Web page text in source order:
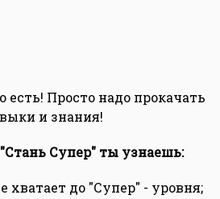
есть! Просто надо прокачать
и знания!
Супер" ты узнаешь:
хватает до "Супер" - уровня;